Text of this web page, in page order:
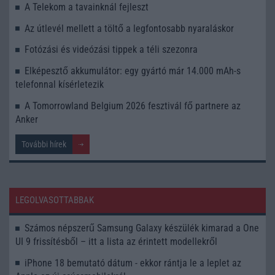
A Telekom a tavainknál fejleszt
Az útlevél mellett a töltő a legfontosabb nyaraláskor
Fotózási és videózási tippek a téli szezonra
Elképesztő akkumulátor: egy gyártó már 14.000 mAh-s
telefonnal kísérletezik
A Tomorrowland Belgium 2026 fesztivál fő partnere az
Anker
További hírek
LEGOLVASOTTABBAK
Számos népszerű Samsung Galaxy készülék kimarad a One
UI 9 frissítésből – itt a lista az érintett modellekről
iPhone 18 bemutató dátum - ekkor rántja le a leplet az